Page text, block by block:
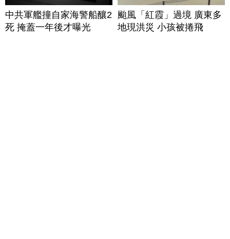
中共軍艦撞自家海警船釀2
死 掩蓋一年後才曝光
颱風「紅霞」過境 廣東多
地現洪災 小孩被捲飛